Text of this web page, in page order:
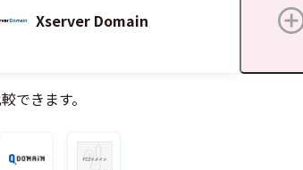
Xserver Domain
できます。